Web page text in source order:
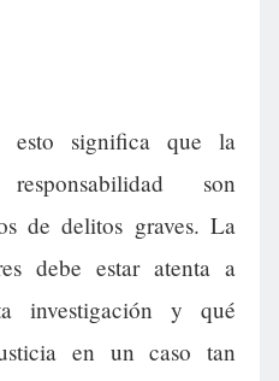
esto significa que la
son
de delitos graves. La
debe estar atenta a
investigación y qué
en un caso tan